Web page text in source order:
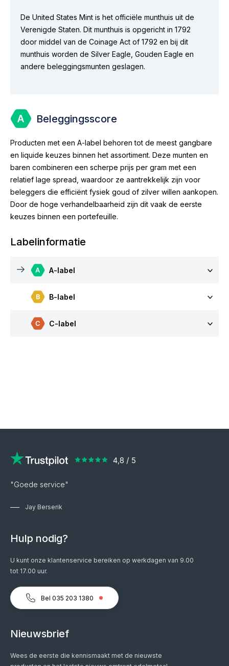
De United States Mint is het officiële munthuis uit de
Verenigde Staten. Dit munthuis is opgericht in 1792
door middel van de Coinage Act of 1792 en bij dit
munthuis worden de Silver Eagle, Gouden Eagle en
andere beleggingsmunten geslagen.
Beleggingsscore
Producten met een A-label behoren tot de meest gangbare
en liquide keuzes binnen het assortiment. Deze munten en
baren combineren een scherpe prijs per gram met een
relatief lage spread, waardoor ze aantrekkelijk zijn voor
beleggers die efficiënt fysiek goud of zilver willen aankopen.
Door de hoge verhandelbaarheid zijn dit vaak de eerste
keuzes binnen een portefeuille.
Labelinformatie
A-label
B-label
C-label
"Goede service"
Jay Berserik
Hulp nodig?
U kunt onze klantenservice bereiken op werkdagen van 9.00
tot 17.00 uur.
Bel 035 203 1380
Nieuwsbrief
Wees de eerste die kennismaakt met de nieuwste